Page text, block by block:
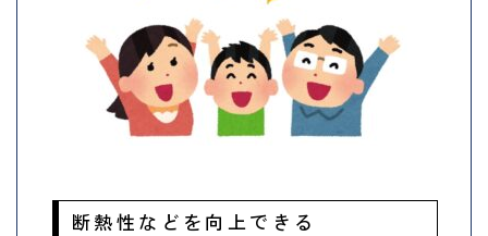
断熱性などを向上できる